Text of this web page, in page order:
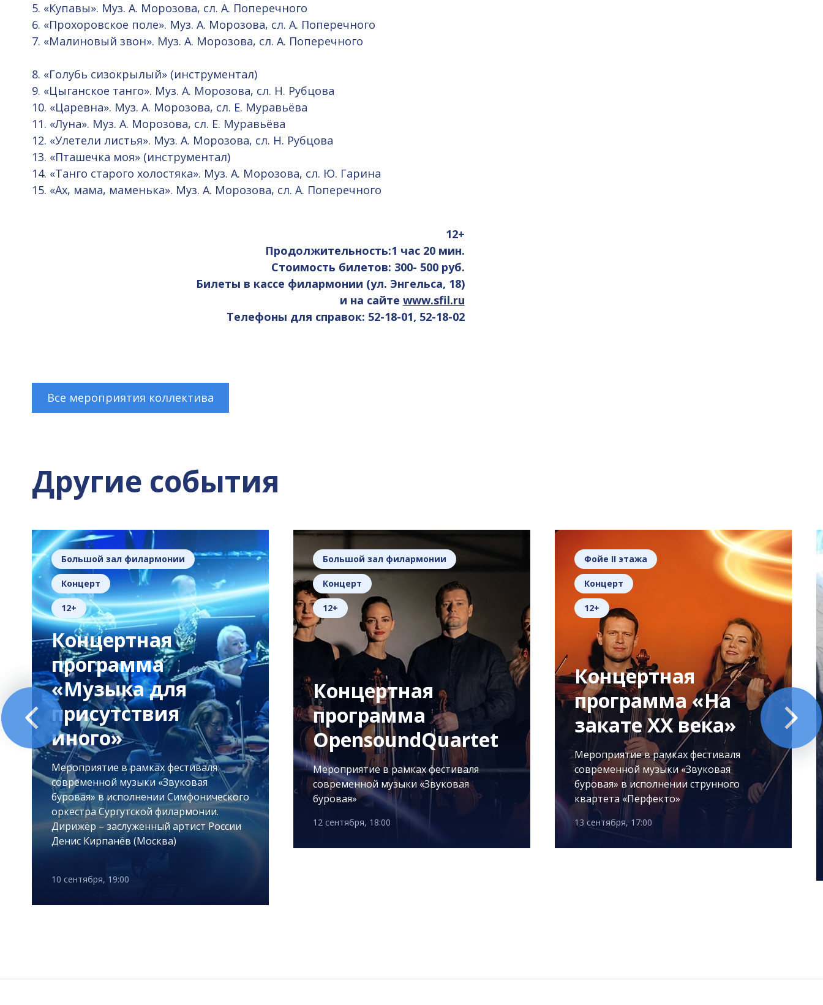
5. «Купавы». Муз. А. Морозова, сл. А. Поперечного
6. «Прохоровское поле». Муз. А. Морозова, сл. А. Поперечного
7. «Малиновый звон». Муз. А. Морозова, сл. А. Поперечного
8. «Голубь сизокрылый» (инструментал)
9. «Цыганское танго». Муз. А. Морозова, сл. Н. Рубцова
10. «Царевна». Муз. А. Морозова, сл. Е. Муравьёва
11. «Луна». Муз. А. Морозова, сл. Е. Муравьёва
12. «Улетели листья». Муз. А. Морозова, сл. Н. Рубцова
13. «Пташечка моя» (инструментал)
14. «Танго старого холостяка». Муз. А. Морозова, сл. Ю. Гарина
15. «Ах, мама, маменька». Муз. А. Морозова, сл. А. Поперечного
12+
Продолжительность:1 час 20 мин.
Стоимость билетов: 300- 500 руб.
Билеты в кассе филармонии (ул. Энгельса, 18)
и на сайте www.sfil.ru
Телефоны для справок: 52-18-01, 52-18-02
Все мероприятия коллектива
Другие события
Большой зал филармонии
Концерт
12+
Концертная
программа
«Музыка для
присутствия
иного»
Мероприятие в рамках фестиваля
современной музыки «Звуковая
буровая» в исполнении Симфонического
оркестра Сургутской филармонии.
Дирижёр – заслуженный артист России
Денис Кирпанёв (Москва)
10 сентября, 19:00
Большой зал филармонии
Концерт
12+
Концертная
программа
OpensoundQuartet
Мероприятие в рамках фестиваля
современной музыки «Звуковая
буровая»
12 сентября, 18:00
Фойе II этажа
Концерт
12+
Концертная
программа «На
закате XX века»
Мероприятие в рамках фестиваля
современной музыки «Звуковая
буровая» в исполнении струнного
квартета «Перфекто»
13 сентября, 17:00